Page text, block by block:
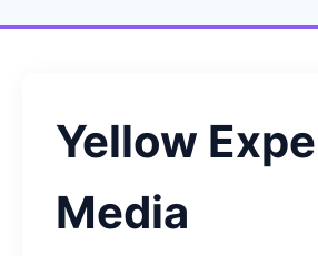
Yellow
Media